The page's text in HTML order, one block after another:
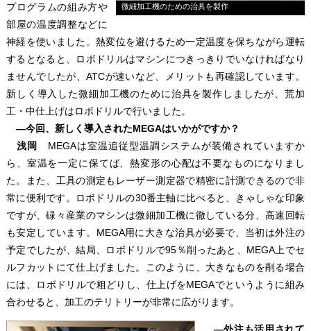
微細加工機のための治具を製作
プログラムの組み方や
部屋の温度調整などに
神経を使いました。熱変位を避けるため一定温度を保ちながら運転
するとなると、ロボドリルはマシンにつきっきりでいなければなり
ませんでしたが、ATCが速いなど、メリットも再確認しています。
新しく導入した微細加工機のために治具を製作しましたが、荒加
工・中仕上げはロボドリルで行いました。
―今回、新しく導入されたMEGAはいかがですか？
浅岡
MEGAは室温追従型温調システムが装備されていますか
ら、室温を一定に保てば、熱変形の心配は不要なものになりまし
た。また、工具の測定もレーザー測定器で精密に計測できるので非
常に便利です。ロボドリルの30番主軸に比べると、きゃしゃな印象
ですが、碌々産業のマシンは微細加工機に徹している分、高速回転
も安定しています。MEGA用に大きな治具が必要で、当初は外注の
予定でしたが、結局、ロボドリルで95％削ったあと、MEGA上でセ
ルフカットにて仕上げました。このように、大きなものを削る場合
には、ロボドリルで粗どりし、仕上げをMEGAでというように組み
合わせると、加工のテリトリーが非常に広がります。
―外注も活用されて